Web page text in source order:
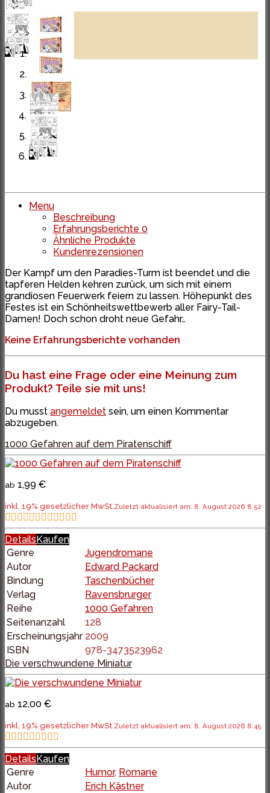
Menu
Beschreibung
Erfahrungsberichte 0
Ähnliche Produkte
Kundenrezensionen
Der Kampf um den Paradies-Turm ist beendet und die
tapferen Helden kehren zurück, um sich mit einem
grandiosen Feuerwerk feiern zu lassen. Höhepunkt des
Festes ist ein Schönheitswettbewerb aller Fairy-Tail-
Damen! Doch schon droht neue Gefahr…
Keine Erfahrungsberichte vorhanden
Du hast eine Frage oder eine Meinung zum
Produkt? Teile sie mit uns!
Du musst angemeldet sein, um einen Kommentar
abzugeben.
1000 Gefahren auf dem Piratenschiff
ab 1,99 €
inkl. 19% gesetzlicher MwSt.Zuletzt aktualisiert am: 8. August 2026 8:52
Details Kaufen
Genre
Jugendromane
Autor
Edward Packard
Bindung
Taschenbücher
Verlag
Ravensbrurger
Reihe
1000 Gefahren
Seitenanzahl
128
Erscheinungsjahr 2009
ISBN
978-3473523962
Die verschwundene Miniatur
ab 12,00 €
inkl. 19% gesetzlicher MwSt.Zuletzt aktualisiert am: 8. August 2026 8:45
Details Kaufen
Genre
Humor, Romane
Autor
Erich Kästner